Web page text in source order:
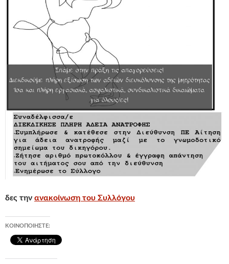
δες την ανακοίνωση του Συλλόγου
ΚΟΙΝΟΠΟΙΉΣΤΕ: